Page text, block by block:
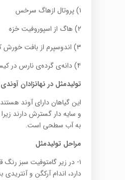
۱) پروتال از‌هاگ سرخس
۲) ‌هاگ از اسپوروفیت خزه
۳) ‌اندوسپرم از بافت خورش کاج
۴) دانه‌ی گرده‌ی نارس در کیسه گرده شاه پسند
تولیدمثل در نهانزادان
این گیاهان دارای آوند
و سایه دار گسترش دارند
به آب سطحی است.
مراحل تولیدمثل
۱- در زیر گامتوفیت سبز رنگ
دارد،‌ اندام آرکگن و